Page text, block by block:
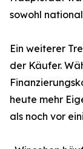
sowohl
Ein weiterer
der Käufer.
heute mehr
als noch vor